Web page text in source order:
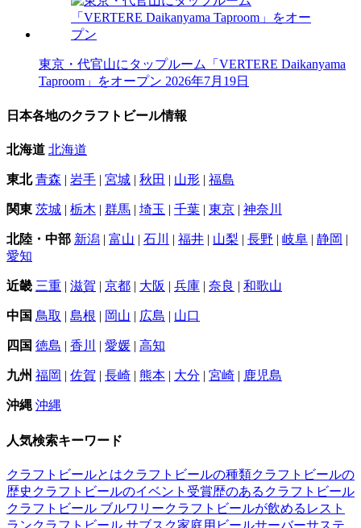
東京・代官山にタップルーム「VERTERE Daikanyama
Taproom」をオープン 2026年7月19日
日本各地のクラフトビール情報
北海道 北海道
東北 青森 | 岩手 | 宮城 | 秋田 | 山形 | 福島
関東 茨城 | 栃木 | 群馬 | 埼玉 | 千葉 | 東京 | 神奈川
北陸・中部 新潟 | 富山 | 石川 | 福井 | 山梨 | 長野 | 岐阜 | 静岡 |
愛知
近畿 三重 | 滋賀 | 京都 | 大阪 | 兵庫 | 奈良 | 和歌山
中国 鳥取 | 島根 | 岡山 | 広島 | 山口
四国 徳島 | 香川 | 愛媛 | 高知
九州 福岡 | 佐賀 | 長崎 | 熊本 | 大分 | 宮崎 | 鹿児島
沖縄 沖縄
人気検索キーワード
クラフトビールとはクラフトビールの種類クラフトビールの
歴史 クラフトビールのイベント 受賞歴のあるクラフトビール
クラフトビール ブルワリークラフトビールが飲めるレスト
ランクラフトビール サブスク家庭用ビールサーバーサステ